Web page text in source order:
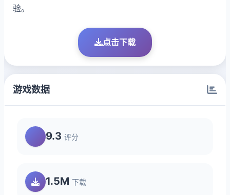
验。
点击下载
游戏数据
9.3 评分
1.5M 下载